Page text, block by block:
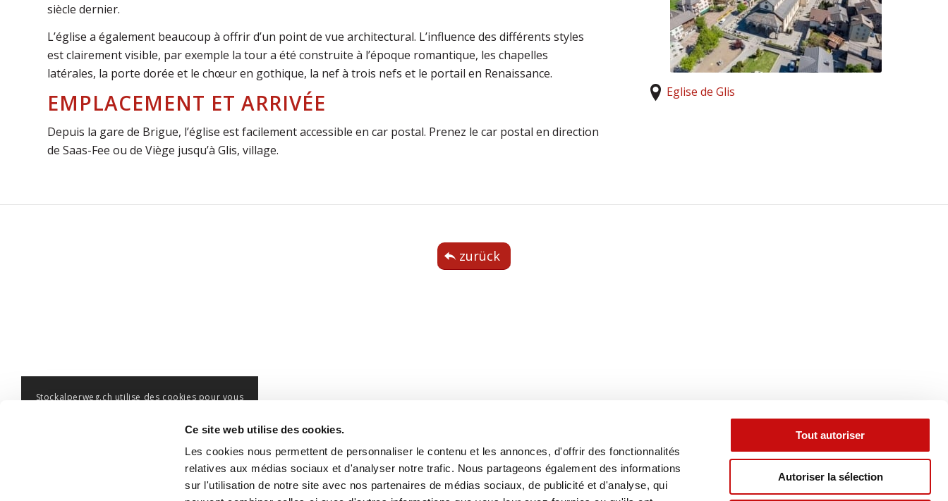
Ce site web utilise des cookies.
Les cookies nous permettent de personnaliser le contenu et les annonces, d'offrir des fonctionnalités
relatives aux médias sociaux et d'analyser notre trafic. Nous partageons également des informations
sur l'utilisation de notre site avec nos partenaires de médias sociaux, de publicité et d'analyse, qui
Tout autoriser
Autoriser la sélection
siècle dernier.
L’église a également beaucoup à offrir d’un point de vue architectural. L’influence des différents styles
est clairement visible, par exemple la tour a été construite à l’époque romantique, les chapelles
latérales, la porte dorée et le chœur en gothique, la nef à trois nefs et le portail en Renaissance.
EMPLACEMENT ET ARRIVÉE
Depuis la gare de Brigue, l’église est facilement accessible en car postal. Prenez le car postal en direction
de Saas-Fee ou de Viège jusqu’à Glis, village.
Eglise de Glis
zurück
Ce que disent les randonneurs :
Stockalperweg.ch utilise des cookies pour vous
site. En utilisant le site web, vous acceptez que
des cookies puissent être installés.